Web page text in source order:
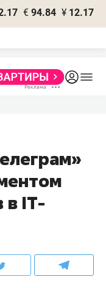
€ 94.84 ¥ 12.17
в IT-